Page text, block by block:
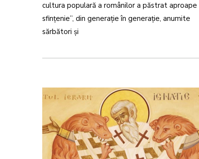
cultura populară a românilor a păstrat aproape
sfințenie”, din generație în generație, anumite
sărbători și